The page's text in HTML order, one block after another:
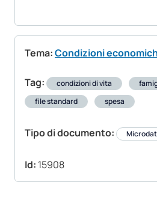
Tema:Condizioni
Tag: condizioni di vita
file standard
spesa
Tipo di documento:
Id: 15908